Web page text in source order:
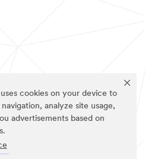
cookies on your device to
analyze site usage,
advertisements based on